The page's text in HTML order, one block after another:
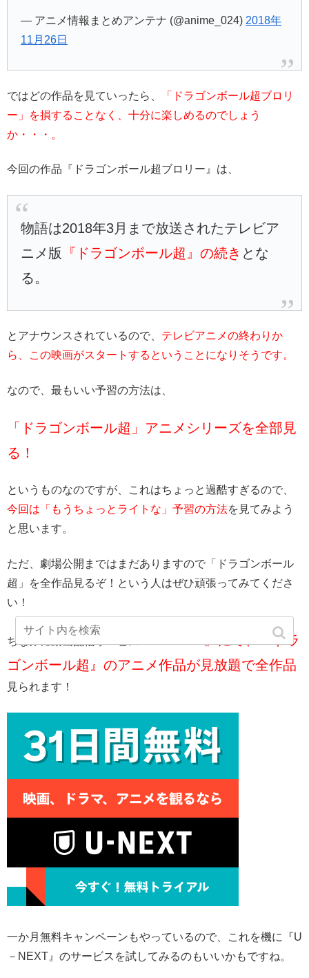
— アニメ情報まとめアンテナ (@anime_024) 2018年
11月26日
ではどの作品を見ていったら、
「ドラゴンボール超ブロリ
ー」を損することなく、十分に楽しめるのでしょう
か・・・。
今回の作品『ドラゴンボール超ブロリー』は、
物語は2018年3月まで放送されたテレビア
ニメ版 『ドラゴンボール超』の続き とな
る。
とアナウンスされているので、 テレビアニメの終わりか
ら、この映画がスタートするということになりそうです。
なので、最もいい予習の方法は、
「ドラゴンボール超」アニメシリーズを全部見
る！
というものなのですが、これはちょっと過酷すぎるので、
今回は「もうちょっとライトな」予習の方法を見てみよう
と思います。
ただ、劇場公開まではまだありますので「ドラゴンボール
超」を全作品見るぞ！という人はぜひ頑張ってみてくださ
い！
ちなみに動画配信サービス
『U-NEXT』にて、『ドラ
ゴンボール超』のアニメ作品が見放題で全作品
見られます！
一か月無料キャンペーンもやっているので、これを機に『U
－NEXT』のサービスを試してみるのもいいかもですね。